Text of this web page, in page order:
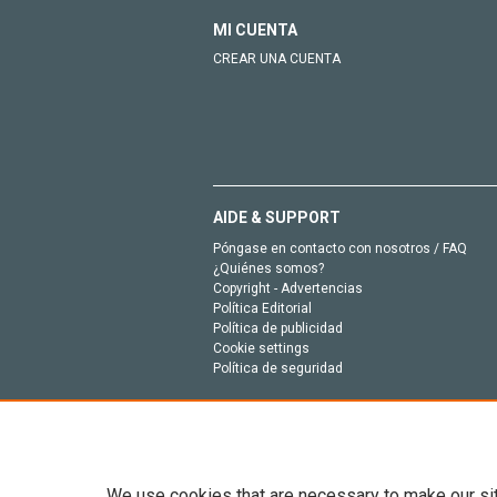
MI CUENTA
CREAR UNA CUENTA
AIDE & SUPPORT
Póngase en contacto con nosotros / FAQ
¿Quiénes somos?
Copyright - Advertencias
Política Editorial
Política de publicidad
Cookie settings
Política de seguridad